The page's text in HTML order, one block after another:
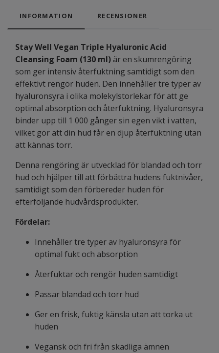
INFORMATION RECENSIONER
Stay Well Vegan Triple Hyaluronic Acid
Cleansing Foam (130 ml)är en skumrengöring
som ger intensiv återfuktning samtidigt som den
effektivt rengör huden. Den innehåller tre typer av
hyaluronsyra i olika molekylstorlekar för att ge
optimal absorption och återfuktning. Hyaluronsyra
binder upp till 1 000 gånger sin egen vikt i vatten,
vilket gör att din hud får en djup återfuktning utan
att kännas torr.
Denna rengöring är utvecklad för blandad och torr
hud och hjälper till att förbättra hudens fuktnivåer,
samtidigt som den förbereder huden för
efterföljande hudvårdsprodukter.
Fördelar:
Innehåller tre typer av hyaluronsyra för
optimal fukt och absorption
Återfuktar och rengör huden samtidigt
Passar blandad och torr hud
Ger en frisk, fuktig känsla utan att torka ut
huden
Vegansk och fri från skadliga ämnen